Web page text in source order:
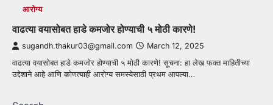
आरोग्य
वाढत्या वयासोबत हाडे कमजोर होण्याची ५ मोठी कारणे!
sugandh.thakur03@gmail.com March 12, 2025
वाढत्या वयासोबत हाडे कमजोर होण्याची ५ मोठी कारणे! सूचना: हा लेख फक्त माहितीच्या
उद्देशाने आहे आणि कोणत्याही आरोग्य समस्येसाठी प्रथम आपल्या…